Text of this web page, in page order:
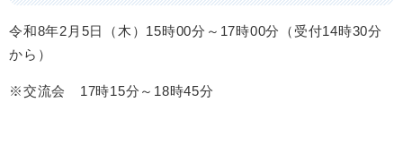
令和8年2月5日（木）15時00分～17時00分（受付14時30分
から）
※交流会 17時15分～18時45分